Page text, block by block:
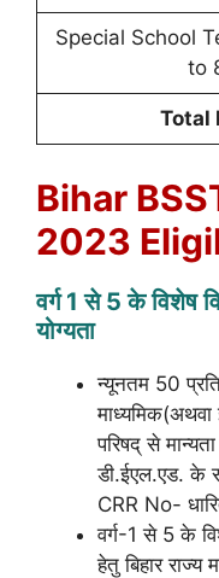
Special School
to
Total
Bihar
2023
वर्ग 1 से 5 के विशेष
योग्यता
न्यूनतम 50
परिषद् से
डी.ईएल.एड. के
CRR No-
वर्ग-1 से 5 के
हेतु बिहार राज्य